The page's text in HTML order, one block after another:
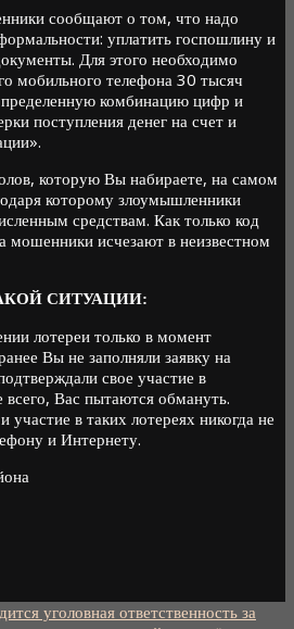
сообщают о том, что надо
уплатить госпошлину и
Для этого необходимо
мобильного телефона 30 тысяч
комбинацию цифр и
поступления денег на счет и
которую Вы набираете, на самом
которому злоумышленники
средствам. Как только код
мошенники исчезают в неизвестном
СИТУАЦИИ:
лотереи только в момент
Вы не заполняли заявку на
свое участие в
Вас пытаются обмануть.
в таких лотереях никогда не
и Интернету.
1 класса
уголовная ответственность за